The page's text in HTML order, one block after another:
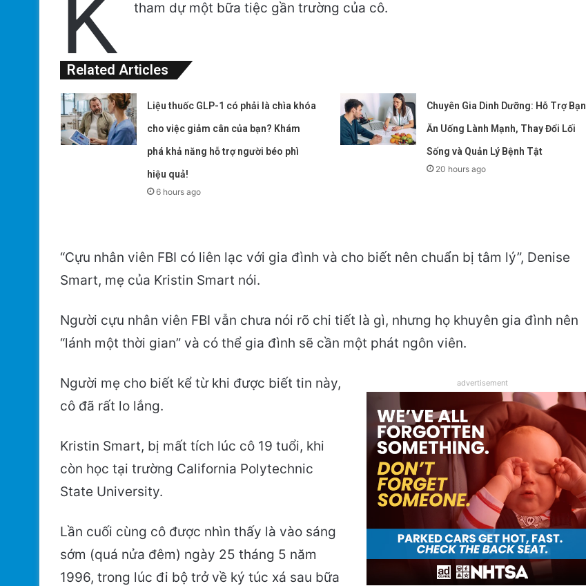
tham dự một bữa tiệc gần trường của cô.
Related Articles
Liệu thuốc GLP-1 có phải là chìa khóa
cho việc giảm cân của bạn? Khám
phá khả năng hỗ trợ người béo phì
hiệu quả!
6 hours ago
Chuyên Gia Dinh Dưỡng: Hỗ Trợ Bạn
Ăn Uống Lành Mạnh, Thay Đổi Lối
Sống và Quản Lý Bệnh Tật
20 hours ago
“Cựu nhân viên FBI có liên lạc với gia đình và cho biết nên chuẩn bị tâm lý”, Denise
Smart, mẹ của Kristin Smart nói.
Người cựu nhân viên FBI vẫn chưa nói rõ chi tiết là gì, nhưng họ khuyên gia đình nên
“lánh một thời gian” và có thể gia đình sẽ cần một phát ngôn viên.
advertisement
Người mẹ cho biết kể từ khi được biết tin này,
cô đã rất lo lắng.
Kristin Smart, bị mất tích lúc cô 19 tuổi, khi
còn học tại trường California Polytechnic
State University.
Lần cuối cùng cô được nhìn thấy là vào sáng
sớm (quá nửa đêm) ngày 25 tháng 5 năm
1996, trong lúc đi bộ trở về ký túc xá sau bữa